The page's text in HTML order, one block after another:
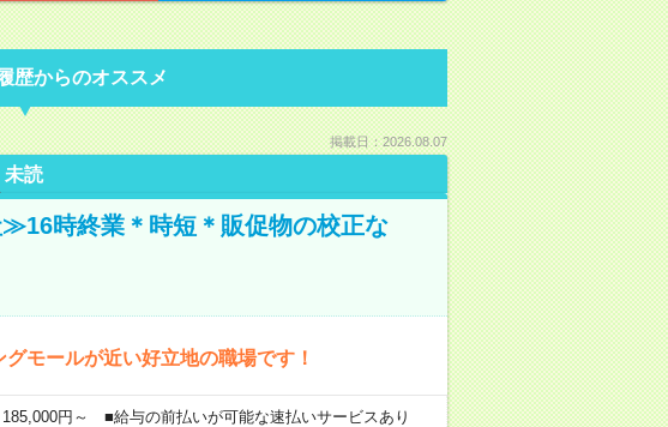
歴からのオススメ
掲載日：2026.08.07
未読
時終業＊時短＊販促物の校正な
モールが近い好立地の職場です！
円～ ■給与の前払いが可能な速払いサービスあり